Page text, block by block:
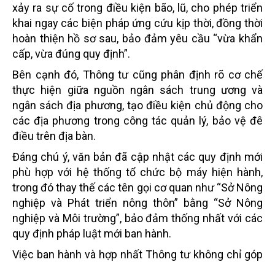
xảy ra sự cố trong điều kiện bão, lũ, cho phép triển
khai ngay các biện pháp ứng cứu kịp thời, đồng thời
hoàn thiện hồ sơ sau, bảo đảm yêu cầu “vừa khẩn
cấp, vừa đúng quy định”.
Bên cạnh đó, Thông tư cũng phân định rõ cơ chế
thực hiện giữa nguồn ngân sách trung ương và
ngân sách địa phương, tạo điều kiện chủ động cho
các địa phương trong công tác quản lý, bảo vệ đê
điều trên địa bàn.
Đáng chú ý, văn bản đã cập nhật các quy định mới
phù hợp với hệ thống tổ chức bộ máy hiện hành,
trong đó thay thế các tên gọi cơ quan như “Sở Nông
nghiệp và Phát triển nông thôn” bằng “Sở Nông
nghiệp và Môi trường”, bảo đảm thống nhất với các
quy định pháp luật mới ban hành.
Việc ban hành và hợp nhất Thông tư không chỉ góp